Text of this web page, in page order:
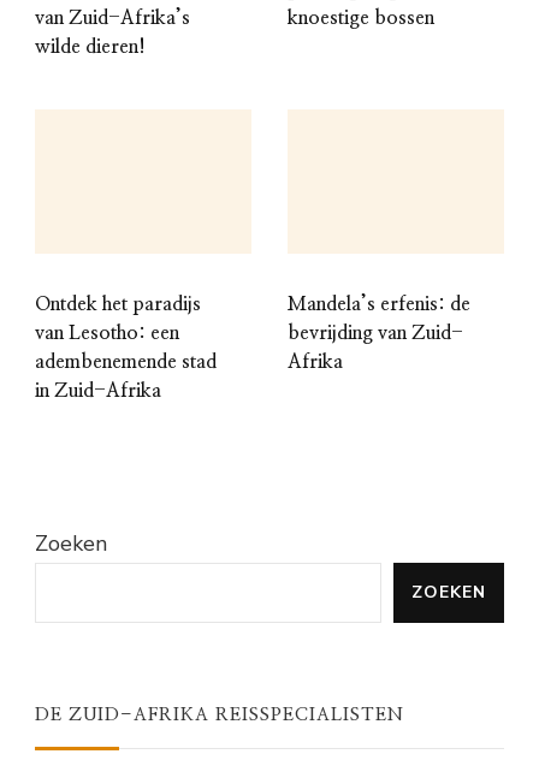
van Zuid-Afrika’s
wilde dieren!
knoestige bossen
Ontdek het paradijs
van Lesotho: een
adembenemende stad
in Zuid-Afrika
Mandela’s erfenis: de
bevrijding van Zuid-
Afrika
Zoeken
ZOEKEN
DE ZUID-AFRIKA REISSPECIALISTEN